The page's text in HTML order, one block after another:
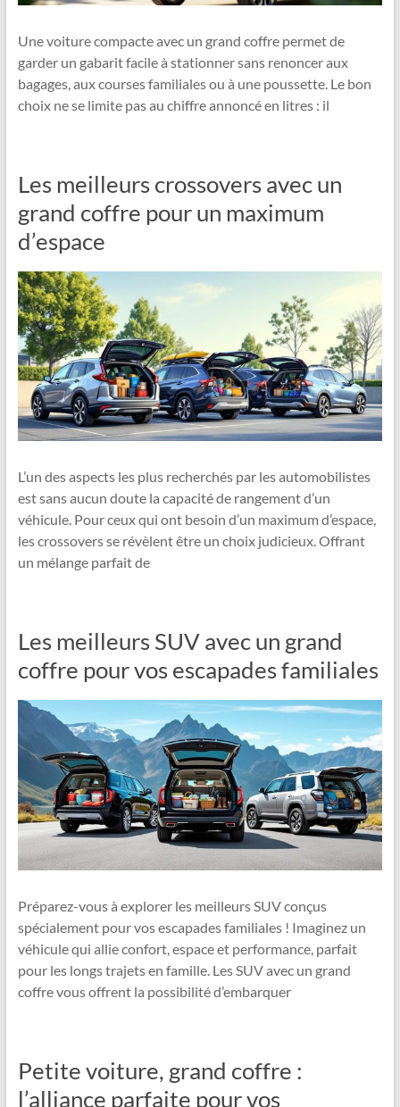
Une voiture compacte avec un grand coffre permet de
garder un gabarit facile à stationner sans renoncer aux
bagages, aux courses familiales ou à une poussette. Le bon
choix ne se limite pas au chiffre annoncé en litres : il
Les meilleurs crossovers avec un
grand coffre pour un maximum
d’espace
L’un des aspects les plus recherchés par les automobilistes
est sans aucun doute la capacité de rangement d’un
véhicule. Pour ceux qui ont besoin d’un maximum d’espace,
les crossovers se révèlent être un choix judicieux. Offrant
un mélange parfait de
Les meilleurs SUV avec un grand
coffre pour vos escapades familiales
Préparez-vous à explorer les meilleurs SUV conçus
spécialement pour vos escapades familiales ! Imaginez un
véhicule qui allie confort, espace et performance, parfait
pour les longs trajets en famille. Les SUV avec un grand
coffre vous offrent la possibilité d’embarquer
Petite voiture, grand coffre :
l’alliance parfaite pour vos